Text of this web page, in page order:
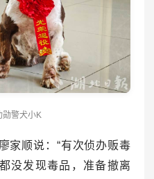
勋警犬小K
家顺说：“有次侦办贩毒
没发现毒品，准备撤离